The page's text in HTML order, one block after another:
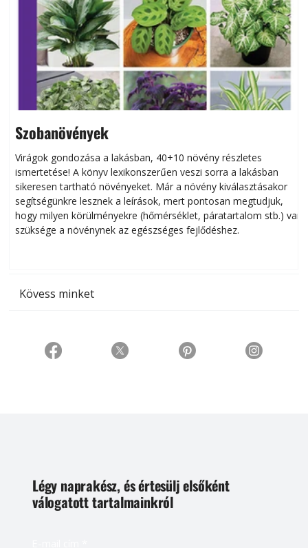
Szobanövények
Virágok gondozása a lakásban, 40+10 növény részletes
ismertetése! A könyv lexikonszerűen veszi sorra a lakásban
sikeresen tart­ha­tó növényeket. Már a növény kiválasztásakor
segítségünkre lesznek a leírások, mert pontosan megtudjuk,
hogy milyen körülményekre (hőmérséklet, páratartalom stb.) van
szüksége a növénynek az egészséges fejlődéshez.
Kövess minket
Légy naprakész, és értesülj elsőként
válogatott tartalmainkról